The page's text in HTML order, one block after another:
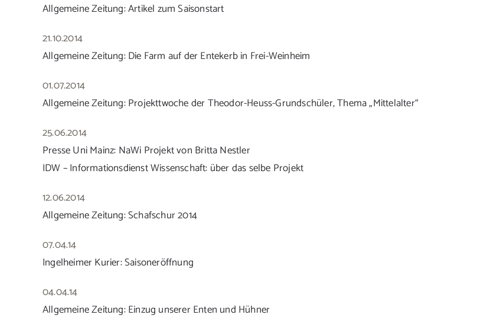
Allgemeine Zeitung: Artikel zum Saisonstart
21.10.2014
Allgemeine Zeitung: Die Farm auf der Entekerb in Frei-Weinheim
01.07.2014
Allgemeine Zeitung: Projekttwoche der Theodor-Heuss-Grundschüler, Thema „Mittelalter“
25.06.2014
Presse Uni Mainz: NaWi Projekt von Britta Nestler
IDW – Informationsdienst Wissenschaft: über das selbe Projekt
12.06.2014
Allgemeine Zeitung: Schafschur 2014
07.04.14
Ingelheimer Kurier: Saisoneröffnung
04.04.14
Allgemeine Zeitung: Einzug unserer Enten und Hühner